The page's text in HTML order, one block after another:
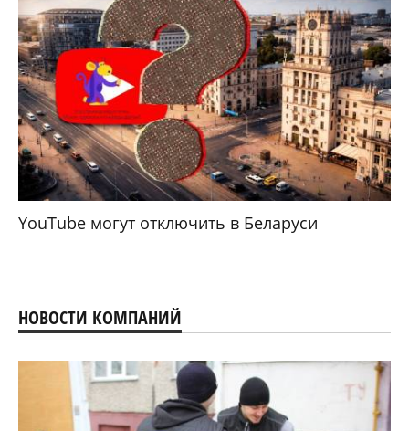
YouTube могут отключить в Беларуси
НОВОСТИ КОМПАНИЙ